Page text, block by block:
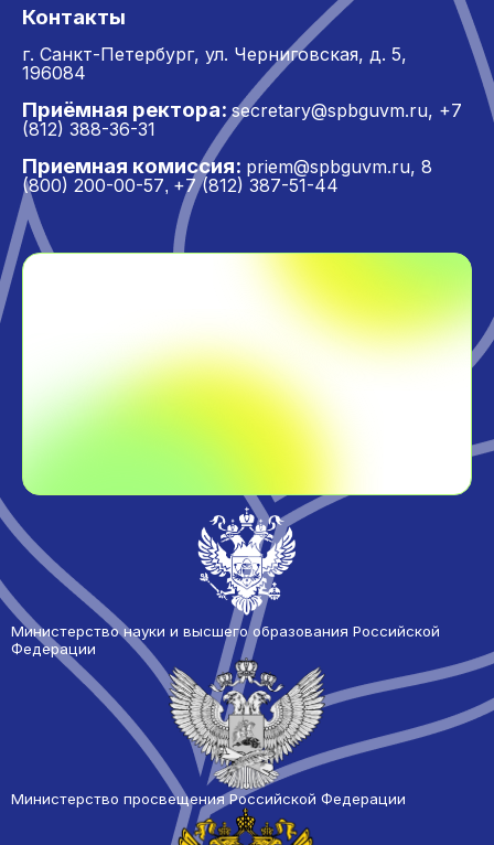
Контакты
г. Санкт-Петербург, ул. Черниговская, д. 5,
196084
Приёмная ректора: secretary@spbguvm.ru, +7
(812) 388-36-31
Приемная комиссия: priem@spbguvm.ru, 8
(800) 200-00-57, +7 (812) 387-51-44
Министерство науки и высшего образования Российской
Федерации
Министерство просвещения Российской Федерации